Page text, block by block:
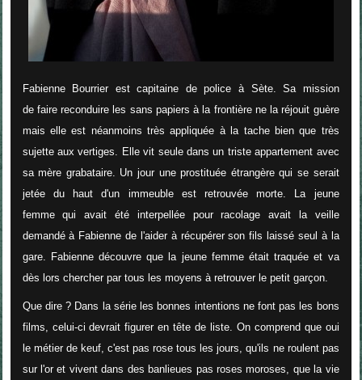
Fabienne Bourrier est capitaine de police à Sète. Sa mission
de faire reconduire les sans papiers à la frontière ne la réjouit guère
mais elle est néanmoins très appliquée à la tache bien que très
sujette aux vertiges. Elle vit seule dans un triste appartement avec
sa mère grabataire. Un jour une prostituée étrangère qui se serait
jetée du haut d'un immeuble est retrouvée morte. La jeune
femme qui avait été interpellée pour racolage avait la veille
demandé à Fabienne de l'aider à récupérer son fils laissé seul à la
gare. Fabienne découvre que la jeune femme était traquée et va
dès lors chercher par tous les moyens à retrouver le petit garçon.
Que dire ? Dans la série les bonnes intentions ne font pas les bons
films, celui-ci devrait figurer en tête de liste. On comprend que oui
le métier de keuf, c'est pas rose tous les jours, qu'ils ne roulent pas
sur l'or et vivent dans des banlieues pas roses moroses, que la vie